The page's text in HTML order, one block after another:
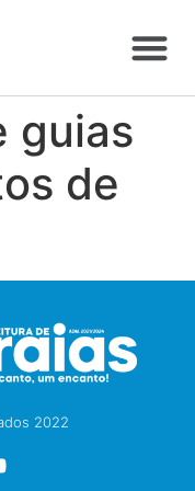
guias
de
2022